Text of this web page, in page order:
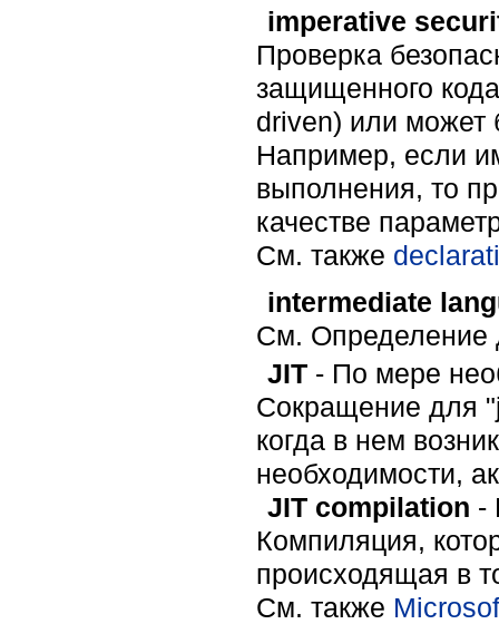
imperative
Проверка
защищенного
driven) или может
Например, если
выполнения, то
качестве
Cм. также
intermediate
См. Определение
JIT - По мере
Сокращение для
когда в нем
необходимости,
JIT compilation -
Компиляция,
происходящая в
Cм. также